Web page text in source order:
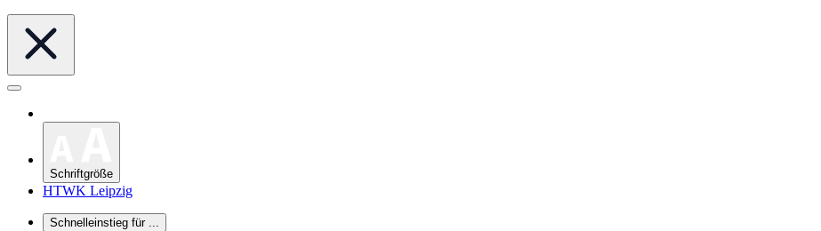
Schriftgröße
HTWK Leipzig
Schnelleinstieg für ...